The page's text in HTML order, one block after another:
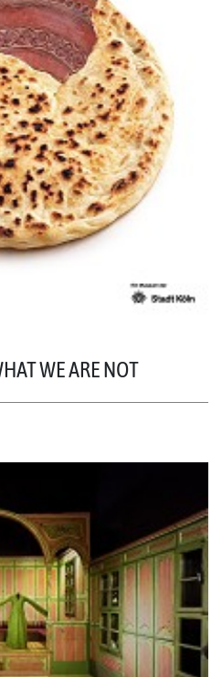
WE ARE NOT